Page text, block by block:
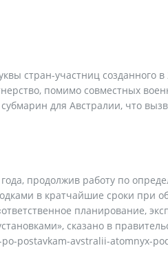
стран-участниц созданного в
помимо совместных
для Австралии, что
продолжив работу по
в кратчайшие сроки при
планирование,
сказано в
postavkam-avstralii-atomnyx-